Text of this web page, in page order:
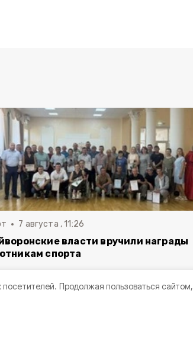
посетителей. Продолжая пользоваться
7 августа , 11:26
власти вручили награды
спорта